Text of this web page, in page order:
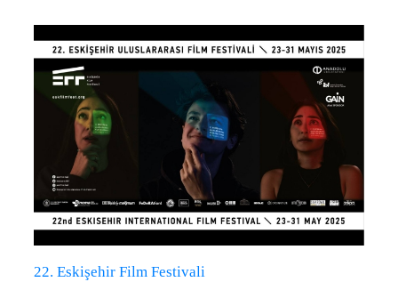
22. Eskişehir Film Festivali